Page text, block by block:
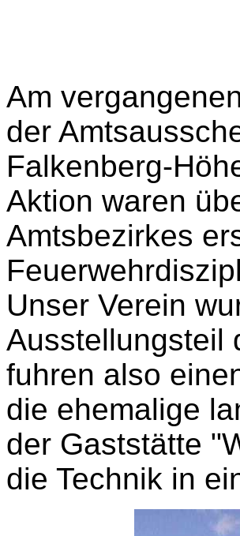
Am
der
Falkenberg-
Aktion waren
Amtsbezirkes
Unser Verein
Ausstellungsteil
fuhren also
die ehemalige
der Gaststätte
die Technik in